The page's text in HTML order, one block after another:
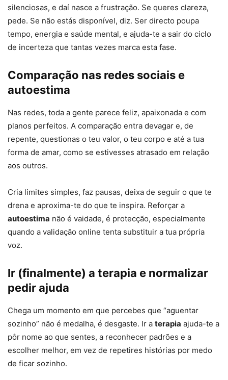
silenciosas, e daí nasce a frustração. Se queres clareza,
pede. Se não estás disponível, diz. Ser directo poupa
tempo, energia e saúde mental, e ajuda-te a sair do ciclo
de incerteza que tantas vezes marca esta fase.
Comparação nas redes sociais e
autoestima
Nas redes, toda a gente parece feliz, apaixonada e com
planos perfeitos. A comparação entra devagar e, de
repente, questionas o teu valor, o teu corpo e até a tua
forma de amar, como se estivesses atrasado em relação
aos outros.
Cria limites simples, faz pausas, deixa de seguir o que te
drena e aproxima-te do que te inspira. Reforçar a
autoestima não é vaidade, é protecção, especialmente
quando a validação online tenta substituir a tua própria
voz.
Ir (finalmente) a terapia e normalizar
pedir ajuda
Chega um momento em que percebes que “aguentar
sozinho” não é medalha, é desgaste. Ir a terapia ajuda-te a
pôr nome ao que sentes, a reconhecer padrões e a
escolher melhor, em vez de repetires histórias por medo
de ficar sozinho.